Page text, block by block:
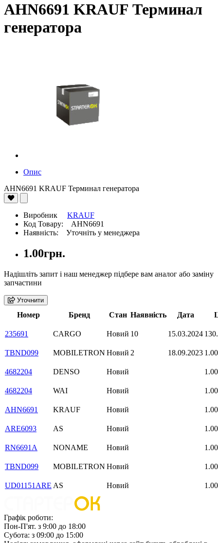
AHN6691 KRAUF Терминал
генератора
Опис
AHN6691 KRAUF Терминал генератора
Виробник KRAUF
Код Товару: AHN6691
Наявність: Уточніть у менеджера
1.00грн.
Надішліть запит і наш менеджер підбере вам аналог або заміну
запчастини
Уточнити
Номер Бренд Стан Наявність Дата
235691 CARGO Новий 10 15.03.2024
TBND099 MOBILETRON Новий 2 18.09.2023
4682204 DENSO Новий
4682204 WAI Новий
AHN6691 KRAUF Новий
ARE6093 AS Новий
RN6691A NONAME Новий
TBND099 MOBILETRON Новий
UD01151ARE AS Новий
Графік роботи:
Пон-П'ят. з 9:00 до 18:00
Субота: з 09:00 до 15:00